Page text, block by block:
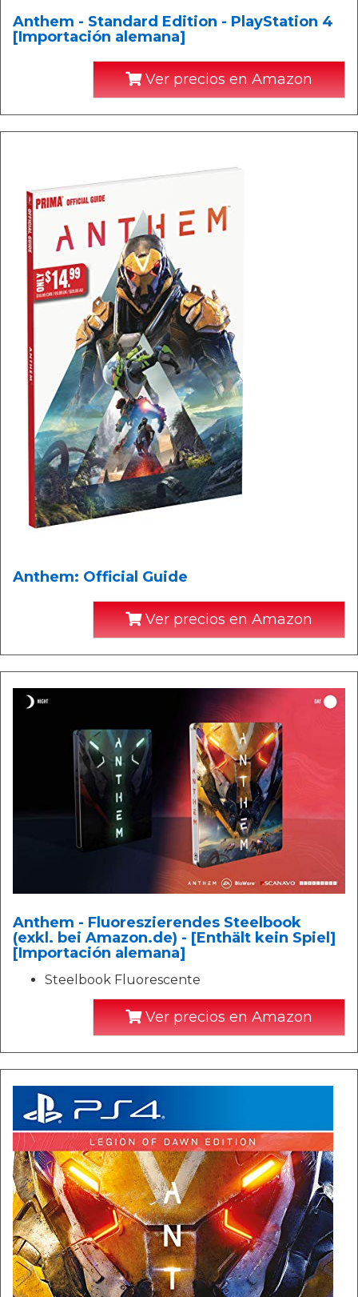
Anthem - Standard Edition - PlayStation 4
[Importación alemana]
Ver precios en Amazon
Anthem: Official Guide
Ver precios en Amazon
Anthem - Fluoreszierendes Steelbook
(exkl. bei Amazon.de) - [Enthält kein Spiel]
[Importación alemana]
Steelbook Fluorescente
Ver precios en Amazon